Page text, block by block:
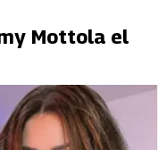
Mottola el